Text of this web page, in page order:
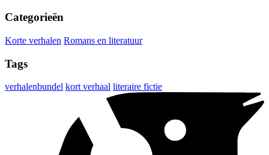
Categorieën
Korte verhalen Romans en literatuur
Tags
verhalenbundel kort verhaal literaire fictie